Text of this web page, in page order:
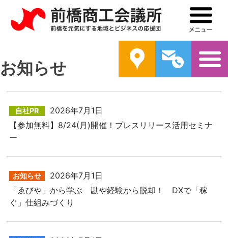
前橋商工会議所メ
お知らせ
自社PR
2026年7月1日
【参加無料】8/24(月)開催！プレスリリース活用セミナ
ー
お知らせ
2026年7月1日
「ゑびや」から学ぶ 勘や経験から脱却！ DXで「稼
ぐ」仕組みづくり